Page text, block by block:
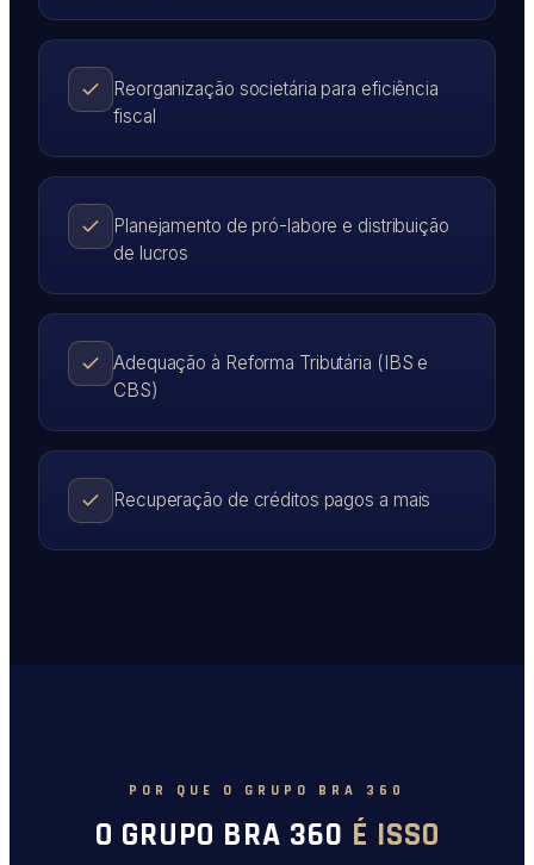
Reorganização societária para eficiência
fiscal
Planejamento de pró-labore e distribuição
de lucros
Adequação à Reforma Tributária (IBS e
CBS)
Recuperação de créditos pagos a mais
POR QUE O GRUPO BRA 360
O GRUPO BRA 360 É ISSO